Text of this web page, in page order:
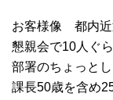
お客様像 都内近
懇親会で10人ぐ
部署のちょっと
課長50歳を含め